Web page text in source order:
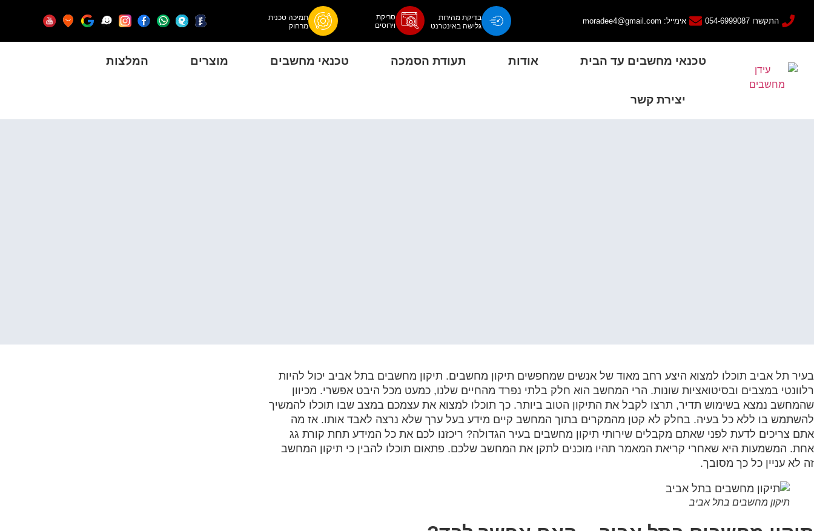
התקשרו 054-6999087 אימייל: moradee4@gmail.com
בדיקת מהירות
גלישה באינטרנט
סריקת
וירוסים
תמיכה טכנית
מרחוק
טכנאי מחשבים עד הבית אודות תעודת הסמכה טכנאי מחשבים מוצרים המלצות
יצירת קשר
בעיר תל אביב תוכלו למצוא היצע רחב מאוד של אנשים שמחפשים תיקון מחשבים. תיקון מחשבים בתל אביב יכול להיות
רלוונטי במצבים ובסיטואציות שונות. הרי המחשב הוא חלק בלתי נפרד מהחיים שלנו, כמעט מכל היבט אפשרי. מכיוון
שהמחשב נמצא בשימוש תדיר, תרצו לקבל את התיקון הטוב ביותר. כך תוכלו למצוא את עצמכם במצב שבו תוכלו להמשיך
להשתמש בו ללא כל בעיה. בחלק לא קטן מהמקרים בתוך המחשב קיים מידע בעל ערך שלא נרצה לאבד אותו. אז מה
אתם צריכים לדעת לפני שאתם מקבלים שירותי תיקון מחשבים בעיר הגדולה? ריכזנו לכם את כל המידע תחת קורת גג
אחת. המשמעות היא שאחרי קריאת המאמר תהיו מוכנים לתקן את המחשב שלכם. פתאום תוכלו להבין כי תיקון המחשב
זה לא עניין כל כך מסובך.
תיקון מחשבים בתל אביב